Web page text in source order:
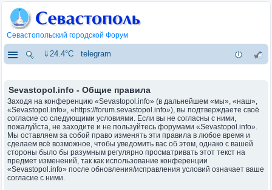
Севастопольский городской Форум
⇓24.4°C telegram
Sevastopol.info - Общие правила
Заходя на конференцию «Sevastopol.info» (в дальнейшем «мы», «наш»,
«Sevastopol.info», «https://forum.sevastopol.info»), вы подтверждаете своё
согласие со следующими условиями. Если вы не согласны с ними,
пожалуйста, не заходите и не пользуйтесь форумами «Sevastopol.info».
Мы оставляем за собой право изменять эти правила в любое время и
сделаем всё возможное, чтобы уведомить вас об этом, однако с вашей
стороны было бы разумным регулярно просматривать этот текст на
предмет изменений, так как использование конференции
«Sevastopol.info» после обновления/исправления условий означает ваше
согласие с ними.